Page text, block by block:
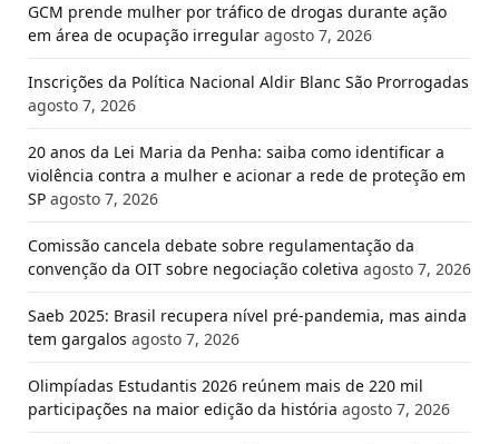
GCM prende mulher por tráfico de drogas durante ação
em área de ocupação irregular agosto 7, 2026
Inscrições da Política Nacional Aldir Blanc São Prorrogadas
agosto 7, 2026
20 anos da Lei Maria da Penha: saiba como identificar a
violência contra a mulher e acionar a rede de proteção em
SP agosto 7, 2026
Comissão cancela debate sobre regulamentação da
convenção da OIT sobre negociação coletiva agosto 7, 2026
Saeb 2025: Brasil recupera nível pré-pandemia, mas ainda
tem gargalos agosto 7, 2026
Olimpíadas Estudantis 2026 reúnem mais de 220 mil
participações na maior edição da história agosto 7, 2026